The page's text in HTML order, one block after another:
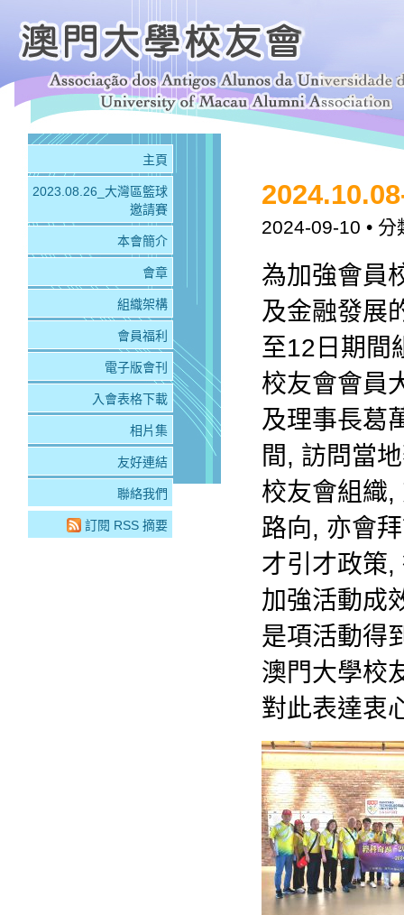
2024-09-10 •
為加強會員
及金融發展
至12日期間
校友會會員
及理事長葛
間, 訪問當
校友會組織,
路向, 亦會
才引才政策,
加強活動成
是項活動得
澳門大學校
對此表達衷
主頁
2023.08.26_大灣區籃球
邀請賽
本會簡介
會章
組織架構
會員福利
電子版會刊
入會表格下載
相片集
友好連結
聯絡我們
訂閱 RSS 摘要